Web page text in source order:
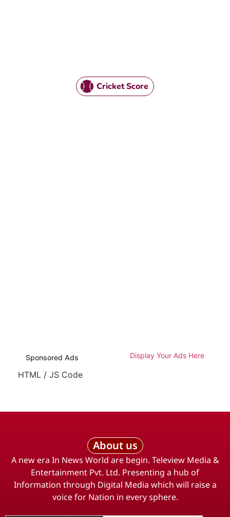
Cricket Score
Sponsored Ads Display Your Ads Here
HTML / JS Code
About us
A new era In News World are begin. Teleview Media &
Entertainment Pvt. Ltd. Presenting a hub of
Information through Digital Media which will raise a
voice for Nation in every sphere.